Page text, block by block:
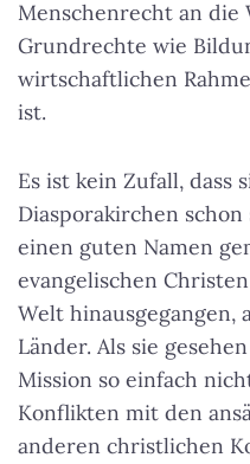
Menschenrecht an die
Grundrechte wie
wirtschaftlichen
ist.
Es ist kein Zufall, dass
Diasporakirchen
einen guten Namen
evangelischen
Welt hinausgegangen,
Länder. Als sie
Mission so einfach
Konflikten mit den
anderen christlichen